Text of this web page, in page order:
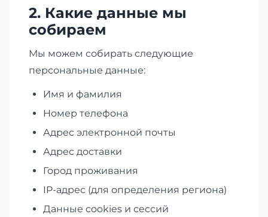
2. Какие данные мы
собираем
Мы можем собирать следующие
персональные данные:
Имя и фамилия
Номер телефона
Адрес электронной почты
Адрес доставки
Город проживания
IP-адрес (для определения региона)
Данные cookies и сессий